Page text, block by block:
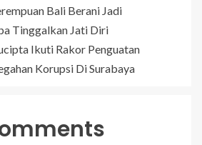
Bali Berani Jadi
Tinggalkan Jati Diri
Ikuti Rakor Penguatan
Korupsi Di Surabaya